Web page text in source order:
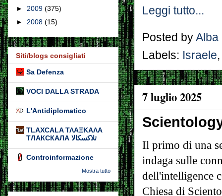
Leggi tutto...
Posted by Alba
Labels: Israele
7 luglio 2025
Il primo di una
indaga sulle
dell'intelligence
Chiesa di
► 2009 (375)
► 2008 (15)
Siti/blogs consigliati
Sa Defenza
VOCI DALLA STRADA
L'Antidiplomatico
TLAXCALA ΤΛΑΞΚΑΛΑ
ТЛАКСКАЛА تلاكسكالا
Controinformazione
Mostra tutto